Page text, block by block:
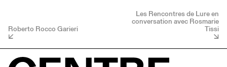
Roberto Rocco Garieri
Les Rencontres de Lure en
conversation avec Rosmarie
Tissi